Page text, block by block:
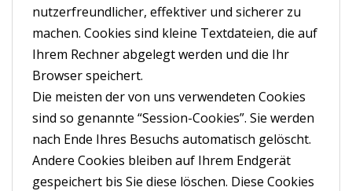
nutzerfreundlicher, effektiver und sicherer zu
machen. Cookies sind kleine Textdateien, die auf
Ihrem Rechner abgelegt werden und die Ihr
Browser speichert.
Die meisten der von uns verwendeten Cookies
sind so genannte “Session-Cookies”. Sie werden
nach Ende Ihres Besuchs automatisch gelöscht.
Andere Cookies bleiben auf Ihrem Endgerät
gespeichert bis Sie diese löschen. Diese Cookies